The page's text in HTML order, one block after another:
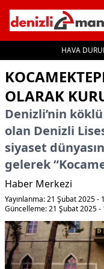
HAVA
OLARAK
Denizli’nin
olan Denizli
siyaset
gelerek
Haber Merkezi
Yayınlanma: 21 Şubat 2025 -
Güncelleme: 21 Şubat 2025 -